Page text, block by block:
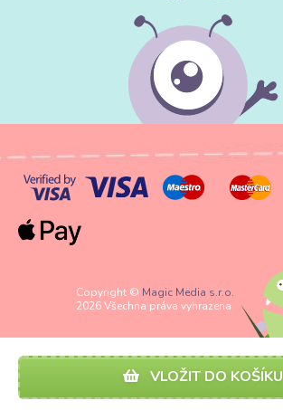
VLOŽIT DO KOŠÍKU
Copyright © Magic Media s.r.o.
2026 Všechna práva vyhrazena